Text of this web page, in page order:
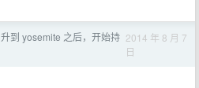
升到 yosemite 之后，开始持 2014 年 8 月 7
日